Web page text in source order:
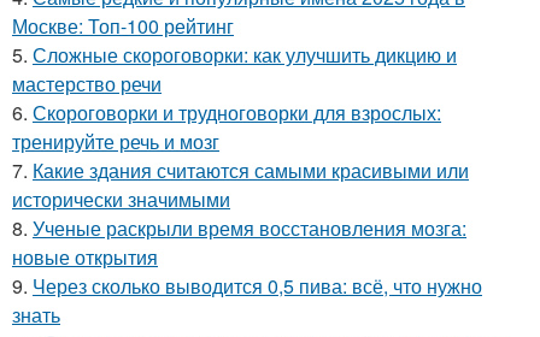
Москве: Топ-100 рейтинг
5. Сложные скороговорки: как улучшить дикцию и
мастерство речи
6. Скороговорки и трудноговорки для взрослых:
тренируйте речь и мозг
7. Какие здания считаются самыми красивыми или
исторически значимыми
8. Ученые раскрыли время восстановления мозга:
новые открытия
9. Через сколько выводится 0,5 пива: всё, что нужно
знать